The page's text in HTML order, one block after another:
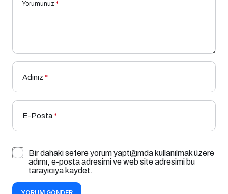
Yorumunuz *
Adınız *
E-Posta*
Bir dahaki sefere yorum yaptığımda kullanılmak üzere
adımı, e-posta adresimi ve web site adresimi bu
tarayıcıya kaydet.